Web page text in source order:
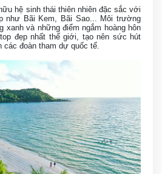
hệ sinh thái thiên nhiên đặc sắc với
như Bãi Kem, Bãi Sao... Môi trường
xanh và những điểm ngắm hoàng hôn
đẹp nhất thế giới, tạo nên sức hút
các đoàn tham dự quốc tế.